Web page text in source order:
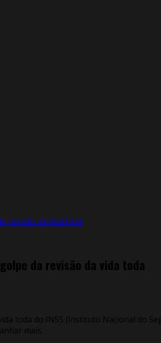
revisão da vida toda
da revisão da vida toda
toda do INSS (Instituto Nacional do
mais.